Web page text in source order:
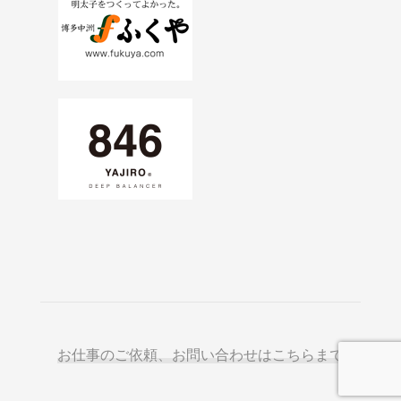
お仕事のご依頼、お問い合わせはこちらまで